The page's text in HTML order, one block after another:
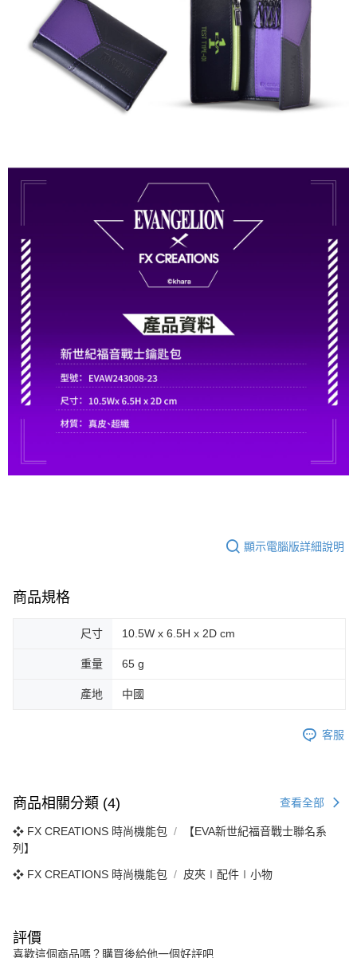
顯示電腦版詳細說明
商品規格
尺寸 10.5W x 6.5H x 2D cm
重量 65 g
產地 中國
客服
商品相關分類 (4) 查看全部
❖ FX CREATIONS 時尚機能包
【EVA新世紀福音戰士聯名系
列】
❖ FX CREATIONS 時尚機能包 皮夾∣配件∣小物
評價
喜歡這個商品嗎？購買後給他一個好評吧